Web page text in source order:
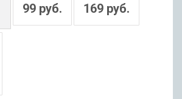
99 руб. 169 руб.